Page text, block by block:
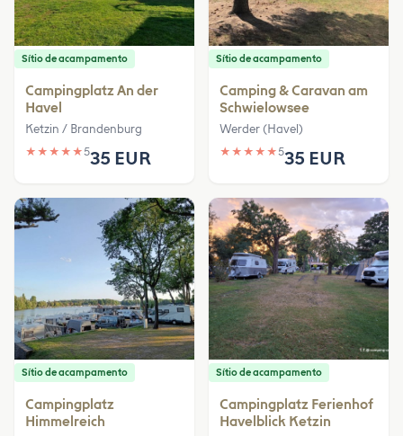
Sítio de acampamento
Campingplatz An der
Havel
Ketzin / Brandenburg
★ ★ ★ ★ ★535 EUR
Sítio de acampamento
Camping & Caravan am
Schwielowsee
Werder (Havel)
★ ★ ★ ★ ★535 EUR
Sítio de acampamento
Campingplatz
Himmelreich
Sítio de acampamento
Campingplatz Ferienhof
Havelblick Ketzin